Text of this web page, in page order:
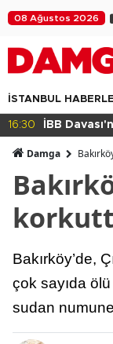
08 Ağustos 2026
İSTANBUL
Damga
Bakırköy’de,
çok sayıda
sudan